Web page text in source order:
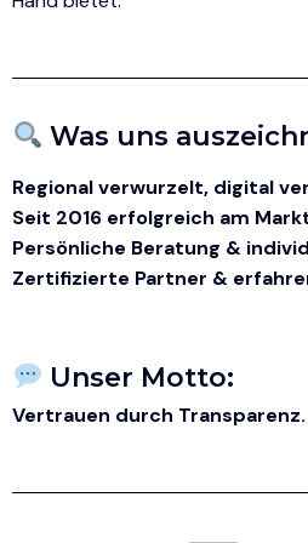
Was uns
Regional verwurzelt, digital
Seit 2016 erfolgreich am
Persönliche Beratung &
Zertifizierte Partner &
Unser Motto:
Vertrauen durch